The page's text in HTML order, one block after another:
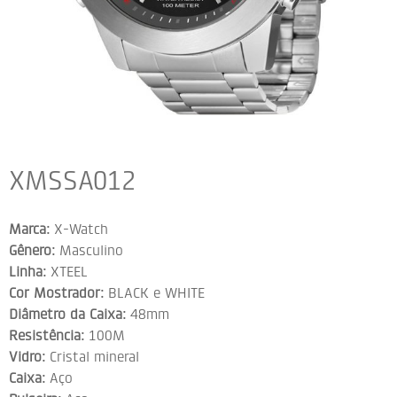
XMSSA012
Marca: X-Watch
Gênero: Masculino
Linha: XTEEL
Cor Mostrador: BLACK e WHITE
Diâmetro da Caixa: 48mm
Resistência: 100M
Vidro: Cristal mineral
Caixa: Aço